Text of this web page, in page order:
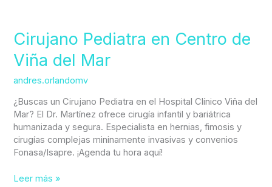
Cirujano Pediatra en Centro de
Viña del Mar
andres.orlandomv
¿Buscas un Cirujano Pediatra en el Hospital Clínico Viña del
Mar? El Dr. Martínez ofrece cirugía infantil y bariátrica
humanizada y segura. Especialista en hernias, fimosis y
cirugías complejas mininamente invasivas y convenios
Fonasa/Isapre. ¡Agenda tu hora aquí!
en
Centro
de
del
Mar
Leer más »